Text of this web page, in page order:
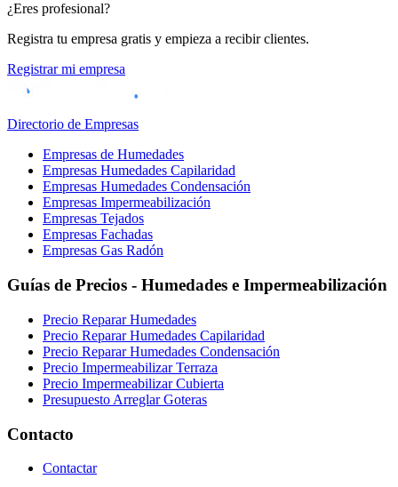
¿Eres profesional?
Registra tu empresa gratis y empieza a recibir clientes.
Registrar mi empresa
Directorio de Empresas
Empresas de Humedades
Empresas Humedades Capilaridad
Empresas Humedades Condensación
Empresas Impermeabilización
Empresas Tejados
Empresas Fachadas
Empresas Gas Radón
Guías de Precios - Humedades e Impermeabilización
Precio Reparar Humedades
Precio Reparar Humedades Capilaridad
Precio Reparar Humedades Condensación
Precio Impermeabilizar Terraza
Precio Impermeabilizar Cubierta
Presupuesto Arreglar Goteras
Contacto
Contactar